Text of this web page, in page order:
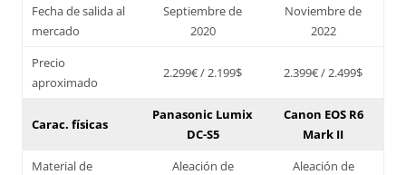
Fecha de salida al
mercado
Septiembre de
2020
Noviembre de
2022
Precio
aproximado
2.299€ / 2.199$ 2.399€ / 2.499$
Carac. físicas
Panasonic Lumix
DC-S5
Canon EOS R6
Mark II
Material de
Aleación de
Aleación de